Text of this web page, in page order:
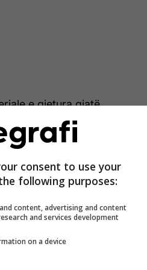
e gjetura gjatë
dhe se sipas tyre, do
ku edhe është
ndalohet në mbajtje për
duke vazhduar në
consent to use your
following purposes:
content, advertising and content
and services development
on a device